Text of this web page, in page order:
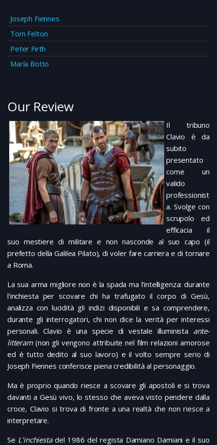
Joseph Fiennes
Tom Felton
Peter Firth
María Botto
Our Review
Il tribuno
Clavio è da
subito
presentato
come un
valido
professionist
a. Svolge con
scrupolo ed
efficacia il
suo mestiere di militare e non nasconde al suo capo (il
prefetto della Galilea Pilato), di voler fare carriera e di tornare
a Roma.
La sua arma migliore non è la spada ma l’intelligenza: durante
l’inchiesta per scovare chi ha trafugato il corpo di Gesù,
analizza con lucidità gli indizi disponibili e sa comprendere,
durante gli interrogatori, chi non dice la verità per interessi
personali. Clavio è una specie di vestale illuminista ante-
litteram(non gli vengono attribuite nel film relazioni amorose
ed è tutto dedito al suo lavoro) e il volto sempre serio di
Joseph Fiennes conferisce piena credibilità al personaggio.
Ma è proprio quando riesce a scovare gli apostoli e si trova
davanti a Gesù vivo, lo stesso che aveva visto pendere dalla
croce, Clavio si trova di fronte a una realtà che non riesce a
interpretare.
Se L’inchiestadel 1986 del regista Damiano Damiani e il suo